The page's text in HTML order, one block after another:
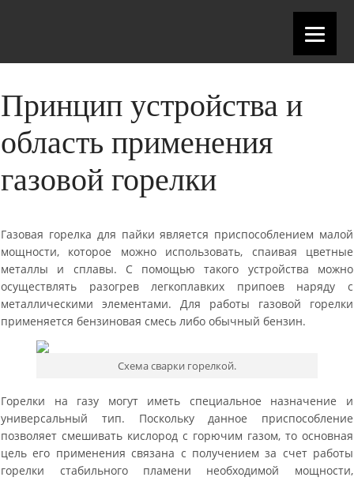
Принцип устройства и
область применения
газовой горелки
Газовая горелка для пайки является приспособлением малой
мощности, которое можно использовать, спаивая цветные
металлы и сплавы. С помощью такого устройства можно
осуществлять разогрев легкоплавких припоев наряду с
металлическими элементами. Для работы газовой горелки
применяется бензиновая смесь либо обычный бензин.
Схема сварки горелкой.
Горелки на газу могут иметь специальное назначение и
универсальный тип. Поскольку данное приспособление
позволяет смешивать кислород с горючим газом, то основная
цель его применения связана с получением за счет работы
горелки стабильного пламени необходимой мощности,